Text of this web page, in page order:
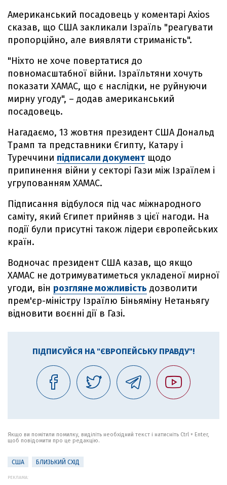
Американський посадовець у коментарі Axios
сказав, що США закликали Ізраїль "реагувати
пропорційно, але виявляти стриманість".
"Ніхто не хоче повертатися до
повномасштабної війни. Ізраїльтяни хочуть
показати ХАМАС, що є наслідки, не руйнуючи
мирну угоду", – додав американський
посадовець.
Нагадаємо, 13 жовтня президент США Дональд
Трамп та представники Єгипту, Катару і
Туреччини підписали документ щодо
припинення війни у секторі Гази між Ізраїлем і
угрупованням ХАМАС.
Підписання відбулося під час міжнародного
саміту, який Єгипет прийняв з цієї нагоди. На
події були присутні також лідери європейських
країн.
Водночас президент США казав, що якщо
ХАМАС не дотримуватиметься укладеної мирної
угоди, він розгляне можливість дозволити
прем'єр-міністру Ізраїлю Біньяміну Нетаньягу
відновити воєнні дії в Газі.
ПІДПИСУЙСЯ НА "ЄВРОПЕЙСЬКУ ПРАВДУ"!
Якщо ви помітили помилку, виділіть необхідний текст і натисніть Ctrl + Enter,
щоб повідомити про це редакцію.
США БЛИЗЬКИЙ СХІД
РЕКЛАМА: